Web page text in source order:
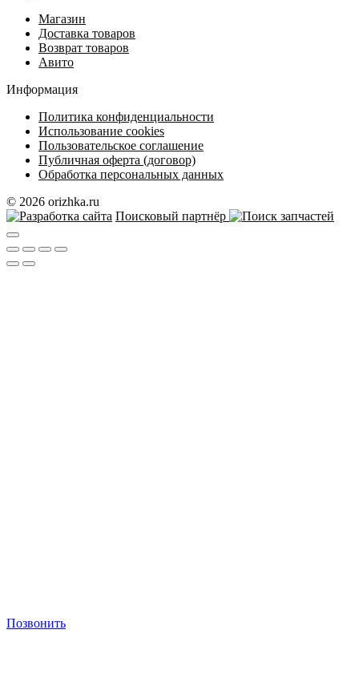
Магазин
Доставка товаров
Возврат товаров
Авито
Информация
Политика конфиденциальности
Использование cookies
Пользовательское соглашение
Публичная оферта (договор)
Обработка персональных данных
© 2026 orizhka.ru
Поисковый партнёр
Позвонить